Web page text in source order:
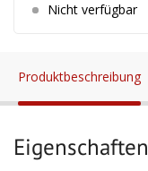
Nicht verfügbar
Produktbeschreibung
Eigenschaften